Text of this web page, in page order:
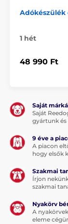
1 hét
48 990 Ft
Saját
Saját
gyártunk és
9 éve a
A piacon
hogy elsők
Szakmai
Írjon
szakmai
Nyakörv
A
eleme